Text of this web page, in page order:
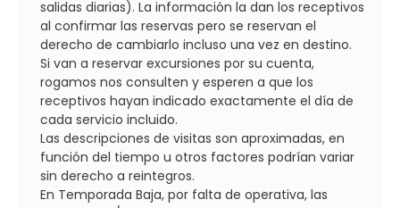
salidas diarias). La información la dan los receptivos
al confirmar las reservas pero se reservan el
derecho de cambiarlo incluso una vez en destino.
Si van a reservar excursiones por su cuenta,
rogamos nos consulten y esperen a que los
receptivos hayan indicado exactamente el día de
cada servicio incluido.
Las descripciones de visitas son aproximadas, en
función del tiempo u otros factores podrían variar
sin derecho a reintegros.
En Temporada Baja, por falta de operativa, las